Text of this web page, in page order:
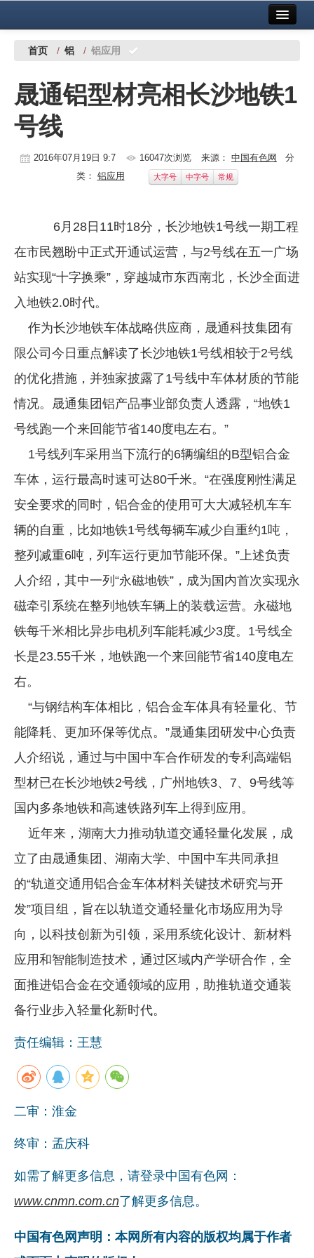
中国有色金属报社主办 广告服务
铜镍铅锌
铝
稀有稀土
镁钛
地矿 建设
党建工作
企业文化
《资源再生》杂志
数字报
首页 / 铝 / 铝应用
晟通铝型材亮相长沙地铁1
号线
2016年07月19日 9:7 16047次浏览 来源： 中国有色网
分
类： 铝应用 大字号 中字号 常规
6月28日11时18分，长沙地铁1号线一期工程
在市民翘盼中正式开通试运营，与2号线在五一广场
站实现“十字换乘”，穿越城市东西南北，长沙全面进
入地铁2.0时代。
作为长沙地铁车体战略供应商，晟通科技集团有
限公司今日重点解读了长沙地铁1号线相较于2号线
的优化措施，并独家披露了1号线中车体材质的节能
情况。晟通集团铝产品事业部负责人透露，“地铁1
号线跑一个来回能节省140度电左右。”
1号线列车采用当下流行的6辆编组的B型铝合金
车体，运行最高时速可达80千米。“在强度刚性满足
安全要求的同时，铝合金的使用可大大减轻机车车
辆的自重，比如地铁1号线每辆车减少自重约1吨，
整列减重6吨，列车运行更加节能环保。”上述负责
人介绍，其中一列“永磁地铁”，成为国内首次实现永
磁牵引系统在整列地铁车辆上的装载运营。永磁地
铁每千米相比异步电机列车能耗减少3度。1号线全
长是23.55千米，地铁跑一个来回能节省140度电左
右。
“与钢结构车体相比，铝合金车体具有轻量化、节
能降耗、更加环保等优点。”晟通集团研发中心负责
人介绍说，通过与中国中车合作研发的专利高端铝
型材已在长沙地铁2号线，广州地铁3、7、9号线等
国内多条地铁和高速铁路列车上得到应用。
近年来，湖南大力推动轨道交通轻量化发展，成
立了由晟通集团、湖南大学、中国中车共同承担
的“轨道交通用铝合金车体材料关键技术研究与开
发”项目组，旨在以轨道交通轻量化市场应用为导
向，以科技创新为引领，采用系统化设计、新材料
应用和智能制造技术，通过区域内产学研合作，全
面推进铝合金在交通领域的应用，助推轨道交通装
备行业步入轻量化新时代。
责任编辑：王慧
二审：淮金
终审：孟庆科
如需了解更多信息，请登录中国有色网：
www.cnmn.com.cn了解更多信息。
中国有色网声明：本网所有内容的版权均属于作者